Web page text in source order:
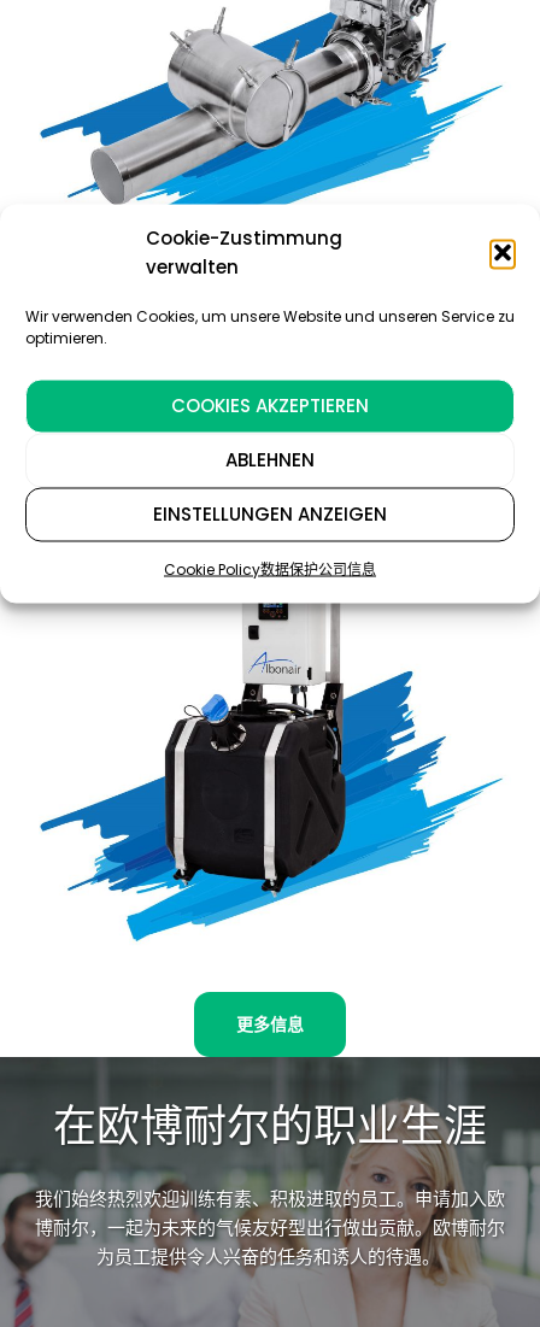
Cookie-Zustimmung
verwalten
Wir verwenden Cookies, um unsere Website und unseren Service zu
optimieren.
COOKIES AKZEPTIEREN
ABLEHNEN
EINSTELLUNGEN ANZEIGEN
Cookie Policy数据保护公司信息
更多信息
在欧博耐尔的职业生涯
我们始终热烈欢迎训练有素、积极进取的员工。申请加入欧
博耐尔，一起为未来的气候友好型出行做出贡献。欧博耐尔
为员工提供令人兴奋的任务和诱人的待遇。